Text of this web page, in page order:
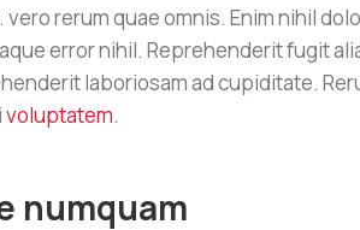
rerum quae omnis. Enim nihil
error nihil. Reprehenderit fugit
laboriosam ad cupiditate.
voluptatem.
numquam